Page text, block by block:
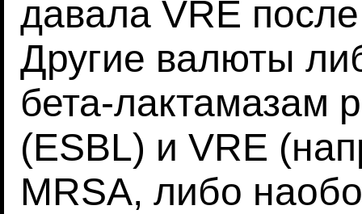
давала VRE
Другие валюты
бета-лактамазам
(ESBL) и VRE
MRSA, либо